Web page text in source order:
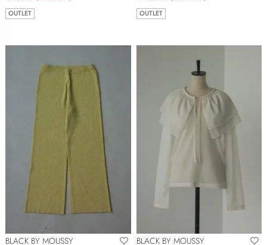
OUTLET OUTLET
BLACK BY MOUSSY BLACK BY MOUSSY